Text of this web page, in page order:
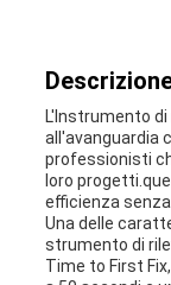
L'Instrumento
all'avanguardia
professionisti
loro
efficienza
Una delle
strumento di
Time to First